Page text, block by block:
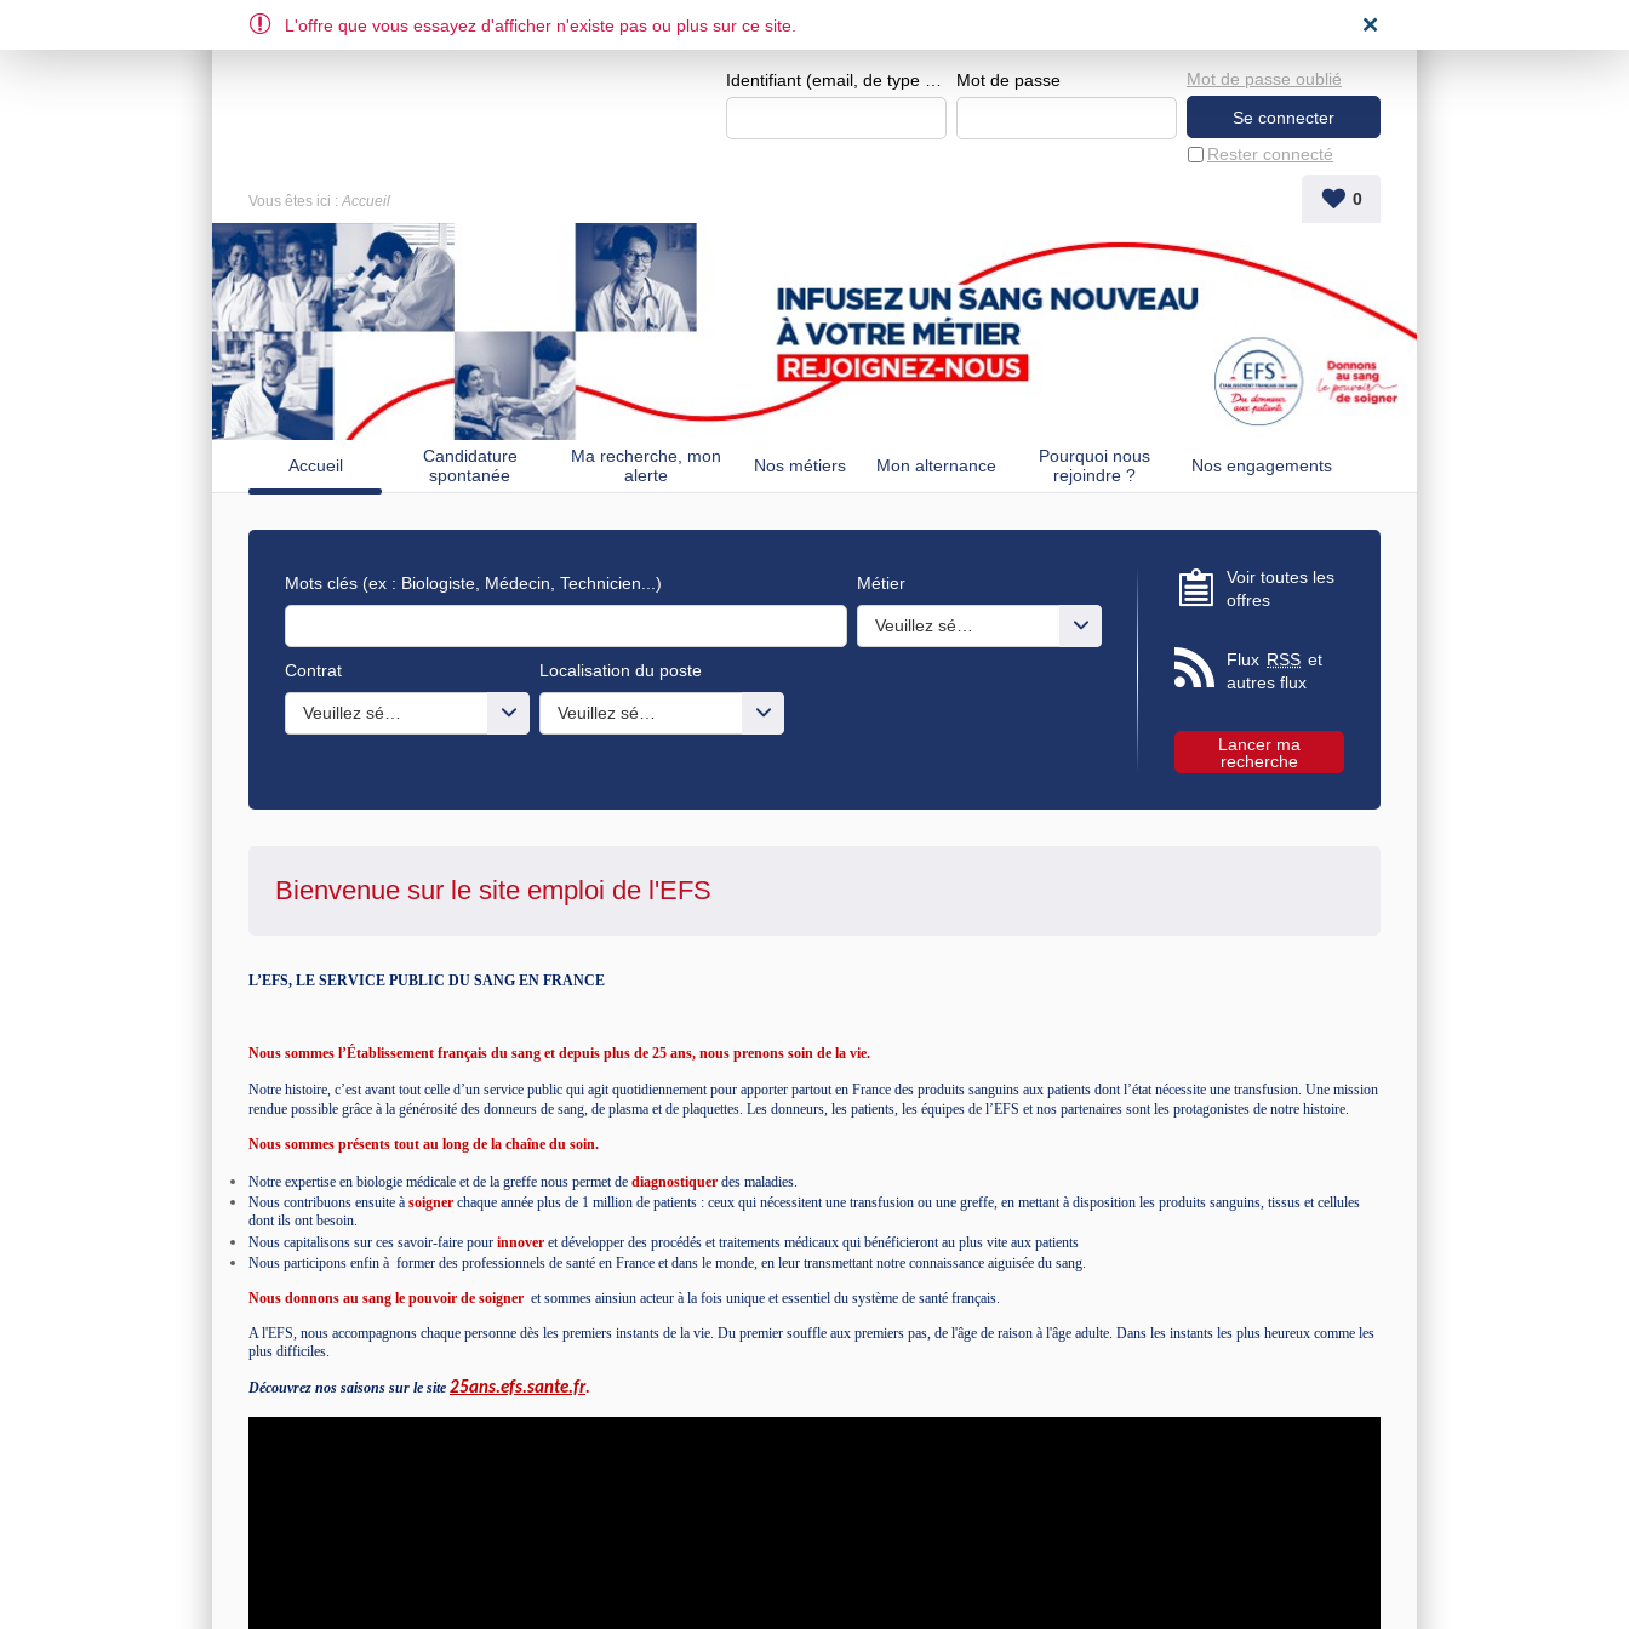
ESPACE CANDIDAT
Mot de passe
Rester connecté
Mot de passe oublié
Vous êtes ici : Accueil 0
Accueil
Candidature
spontanée
Ma recherche, mon
alerte
Nos métiers Mon alternance
Pourquoi nous
rejoindre ?
Nos engagements
Mots clés (ex : Biologiste, Médecin, Technicien...) Métier
Veuillez sélectionner une ou des valeurs
Contrat
Veuillez sélectionner une ou des valeurs
Localisation du poste
Veuillez sélectionner une ou des valeurs
Voir toutes les
offres
Flux RSS et
autres flux
L'offre que vous essayez d'afficher n'existe pas ou plus sur ce site.
Bienvenue sur le site emploi de l'EFS
L’EFS, LE SERVICE PUBLIC DU SANG EN FRANCE
Nous sommes l’Établissement français du sang et depuis plus de 25 ans, nous prenons soin de la vie.
Notre histoire, c’est avant tout celle d’un service public qui agit quotidiennement pour apporter partout en France des produits sanguins aux patients dont l’état nécessite une transfusion. Une mission
rendue possible grâce à la générosité des donneurs de sang, de plasma et de plaquettes. Les donneurs, les patients, les équipes de l’EFS et nos partenaires sont les protagonistes de notre histoire.
Nous sommes présents tout au long de la chaîne du soin.
Notre expertise en biologie médicale et de la greffe nous permet de diagnostiquer des maladies.
Nous contribuons ensuite à soigner chaque année plus de 1 million de patients : ceux qui nécessitent une transfusion ou une greffe, en mettant à disposition les produits sanguins, tissus et cellules
dont ils ont besoin.
Nous capitalisons sur ces savoir-faire pour innover et développer des procédés et traitements médicaux qui bénéficieront au plus vite aux patients
Nous participons enfin à former des professionnels de santé en France et dans le monde, en leur transmettant notre connaissance aiguisée du sang.
Nous donnons au sang le pouvoir de soigner et sommes ainsiun acteur à la fois unique et essentiel du système de santé français.
A l'EFS, nous accompagnons chaque personne dès les premiers instants de la vie. Du premier souffle aux premiers pas, de l'âge de raison à l'âge adulte. Dans les instants les plus heureux comme les
plus difficiles.
Découvrez nos saisons sur le site 25ans.efs.sante.fr.